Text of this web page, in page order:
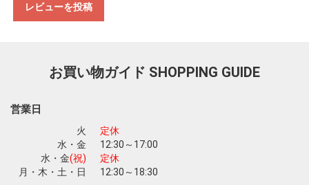
レビューを投稿
お買い物ガイド SHOPPING GUIDE
営業日
火
定休
水・金
12:30～17:00
水・金(祝)
定休
月・木・土・日
12:30～18:30